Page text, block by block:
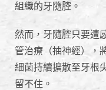
組織的牙隨腔。
然而，牙隨腔只要遭
管治療（抽神經），
細菌持續擴散至牙根
留不住。